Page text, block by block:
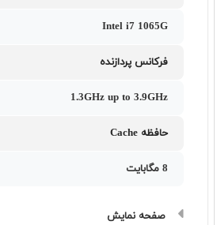
Intel i7 1065G
فرکانس پردازنده
1.3GHz up to 3.9GHz
حافظه Cache
8 مگابایت
صفحه نمایش